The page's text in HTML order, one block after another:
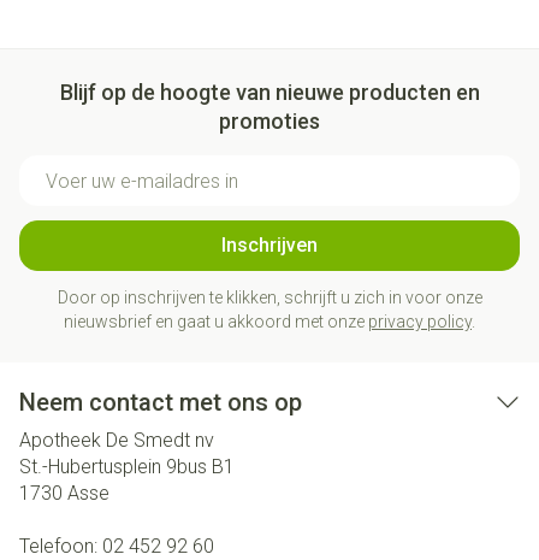
Blijf op de hoogte van nieuwe producten en
promoties
Inschrijven
Door op inschrijven te klikken, schrijft u zich in voor onze
nieuwsbrief en gaat u akkoord met onze privacy policy.
Neem contact met ons op
Apotheek De Smedt nv
St.-Hubertusplein 9bus B1
1730 Asse
Telefoon: 02 452 92 60